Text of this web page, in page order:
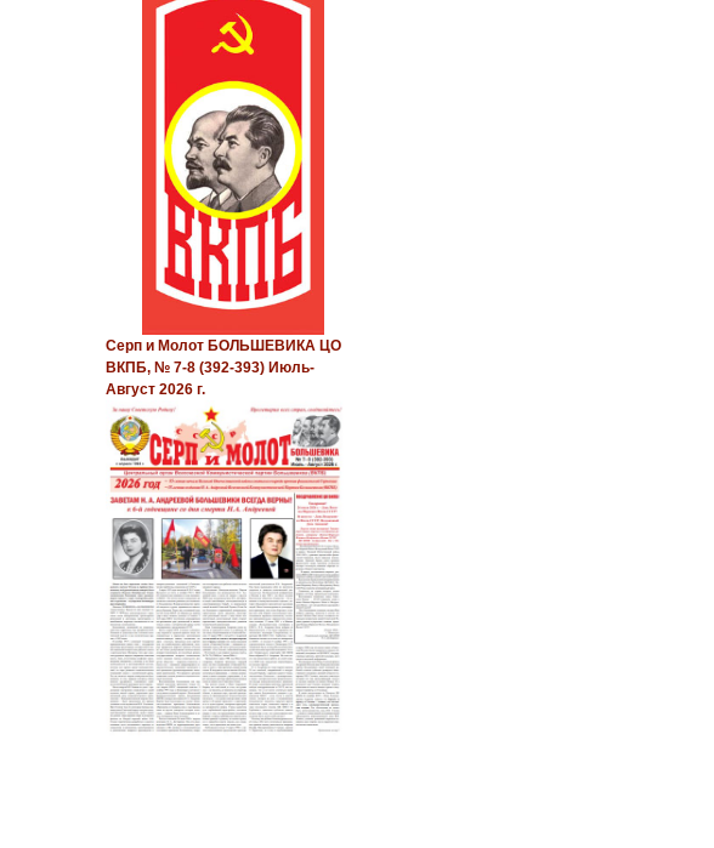
Серп и Молот БОЛЬШЕВИКА ЦО
ВКПБ, № 7-8 (392-393) Июль-
Август 2026 г.